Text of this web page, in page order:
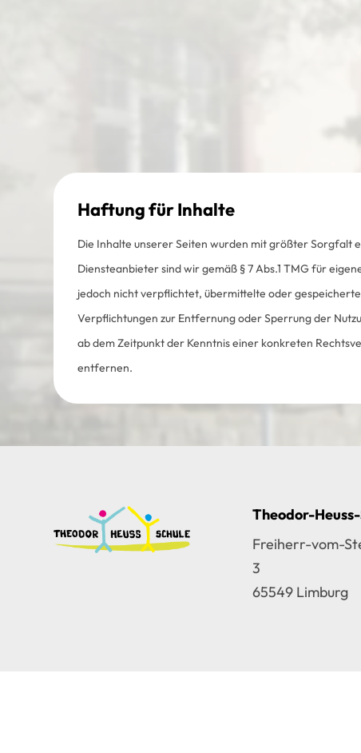
Haftung für Inhalte
Die Inhalte unserer Seiten wurden mit größter Sorgfalt
Diensteanbieter sind wir gemäß § 7 Abs.1 TMG für
jedoch nicht verpflichtet, übermittelte oder
Verpflichtungen zur Entfernung oder Sperrung der
ab dem Zeitpunkt der Kenntnis einer konkreten
entfernen.
Theodor-
Freiherr-vom-
3
65549 Limburg